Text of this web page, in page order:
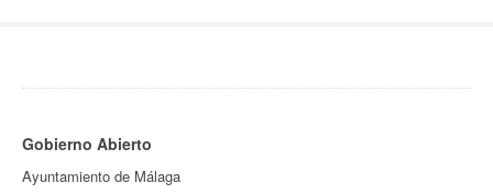
Gobierno Abierto
Ayuntamiento de Málaga